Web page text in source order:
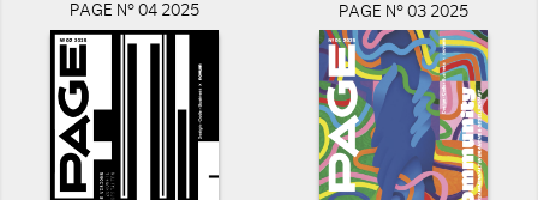
PAGE N° 04 2025 PAGE N° 03 2025